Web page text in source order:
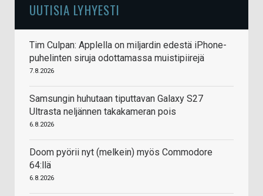
UUTISIA LYHYESTI
Tim Culpan: Applella on miljardin edestä iPhone-
puhelinten siruja odottamassa muistipiirejä
7.8.2026
Samsungin huhutaan tiputtavan Galaxy S27
Ultrasta neljännen takakameran pois
6.8.2026
Doom pyörii nyt (melkein) myös Commodore
64:llä
6.8.2026